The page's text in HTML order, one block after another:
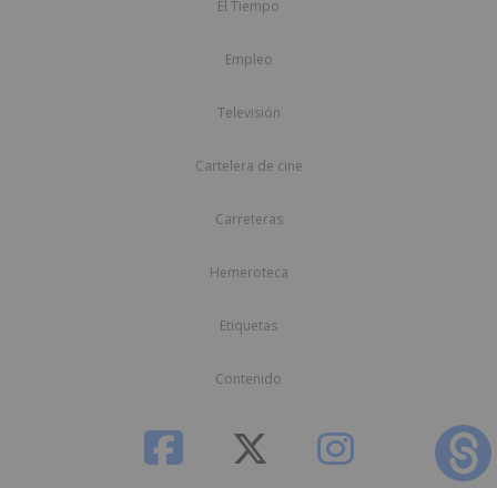
El Tiempo
Empleo
Televisión
Cartelera de cine
Carreteras
Hemeroteca
Etiquetas
Contenido